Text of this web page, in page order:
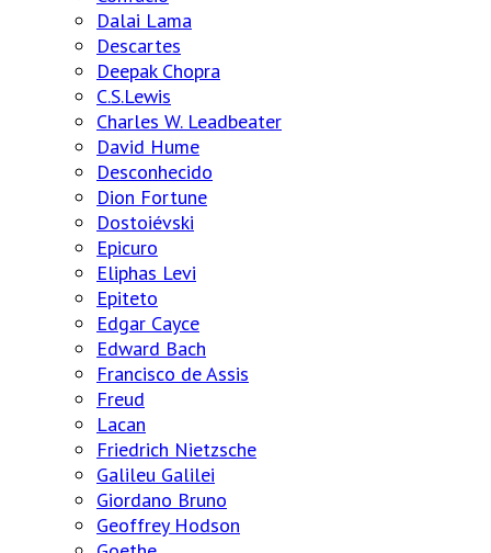
Dalai Lama
Descartes
Deepak Chopra
C.S.Lewis
Charles W. Leadbeater
David Hume
Desconhecido
Dion Fortune
Dostoiévski
Epicuro
Eliphas Levi
Epiteto
Edgar Cayce
Edward Bach
Francisco de Assis
Freud
Lacan
Friedrich Nietzsche
Galileu Galilei
Giordano Bruno
Geoffrey Hodson